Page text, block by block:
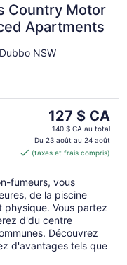
Country Motor
Apartments
NSW
Le
prix
est
de 127 $ CA
par
nuit
127 $ CA
140 $ CA au total
Du 23 août au 24 août
(taxes et frais compris)
fumeurs, vous
de la piscine
physique. Vous partez
d'du centre
Découvrez
d'avantages tels que